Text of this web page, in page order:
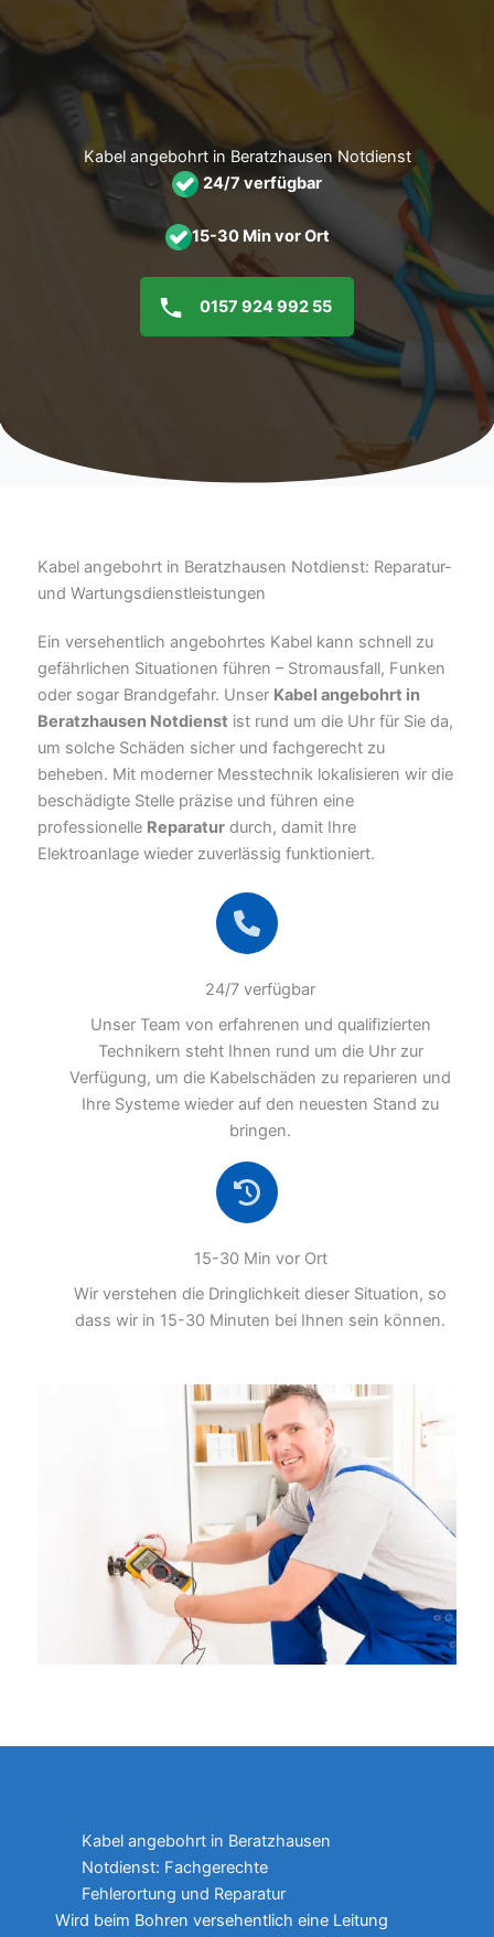
Inhalt
Kabel angebohrt in Beratzhausen Notdienst
24/7 verfügbar
15-30 Min vor Ort
0157 924 992 55
Kabel angebohrt in Beratzhausen Notdienst: Reparatur-
und Wartungsdienstleistungen
Ein versehentlich angebohrtes Kabel kann schnell zu
gefährlichen Situationen führen – Stromausfall, Funken
oder sogar Brandgefahr. Unser Kabel angebohrt in
Beratzhausen Notdienst ist rund um die Uhr für Sie da,
um solche Schäden sicher und fachgerecht zu
beheben. Mit moderner Messtechnik lokalisieren wir die
beschädigte Stelle präzise und führen eine
professionelle Reparatur durch, damit Ihre
Elektroanlage wieder zuverlässig funktioniert.
24/7 verfügbar
Unser Team von erfahrenen und qualifizierten
Technikern steht Ihnen rund um die Uhr zur
Verfügung, um die Kabelschäden zu reparieren und
Ihre Systeme wieder auf den neuesten Stand zu
bringen.
15-30 Min vor Ort
Wir verstehen die Dringlichkeit dieser Situation, so
dass wir in 15-30 Minuten bei Ihnen sein können.
Kabel angebohrt in Beratzhausen
Notdienst: Fachgerechte
Fehlerortung und Reparatur
Wird beim Bohren versehentlich eine Leitung